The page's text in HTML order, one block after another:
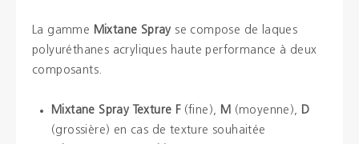
La gamme Mixtane Spray se compose de laques
polyuréthanes acryliques haute performance à deux
composants.
Mixtane Spray Texture F(fine), M (moyenne), D
(grossière) en cas de texture souhaitée
SOLS
DILUANTS & DIVERS